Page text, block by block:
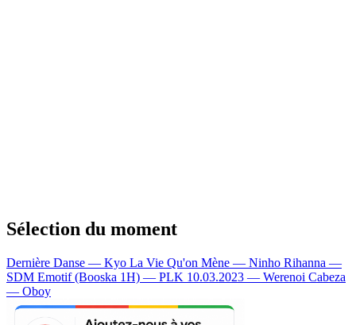
Sélection du moment
Dernière Danse — Kyo La Vie Qu'on Mène — Ninho Rihanna —
SDM Emotif (Booska 1H) — PLK 10.03.2023 — Werenoi Cabeza
— Oboy